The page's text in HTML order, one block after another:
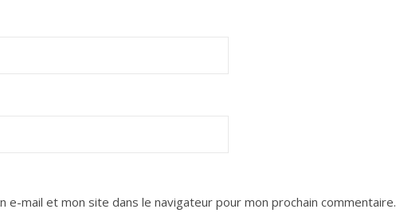
e-mail et mon site dans le navigateur pour mon prochain commentaire.